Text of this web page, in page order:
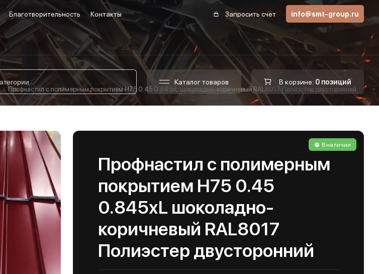
Благотворительность Контакты Запросить счёт info@smt-group.ru
Каталог товаров В корзине: 0 позиций
Профнастил с полимерным покрытием Н75 0.45 0.845хL шоколадно-коричневый RAL8017 Полиэстер двусторонний
В наличии
Профнастил с полимерным
покрытием Н75 0.45
0.845хL шоколадно-
коричневый RAL8017
Полиэстер двусторонний